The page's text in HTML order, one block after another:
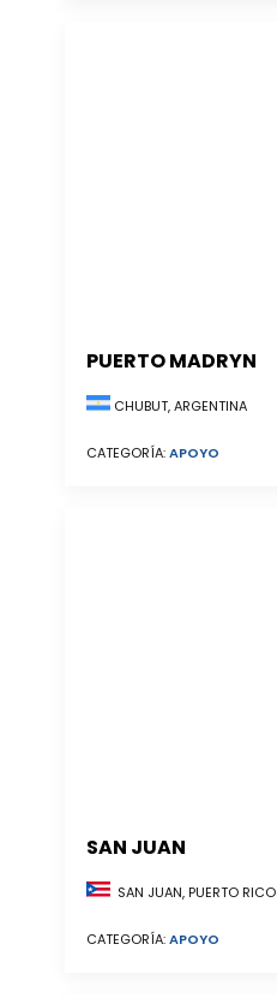
PUERTO MADRYN
CHUBUT, ARGENTINA
CATEGORÍA:APOYO
SAN JUAN
SAN JUAN, PUERTO RICO
CATEGORÍA:APOYO